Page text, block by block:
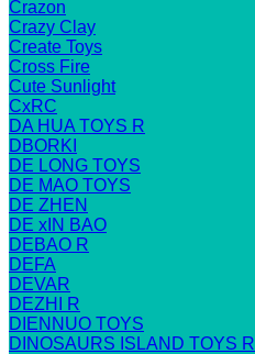
Crazon
Crazy Clay
Create Toys
Cross Fire
Cute Sunlight
CxRC
DA HUA TOYS R
DBORKI
DE LONG TOYS
DE MAO TOYS
DE ZHEN
DE xIN BAO
DEBAO R
DEFA
DEVAR
DEZHI R
DIENNUO TOYS
DINOSAURS ISLAND TOYS R